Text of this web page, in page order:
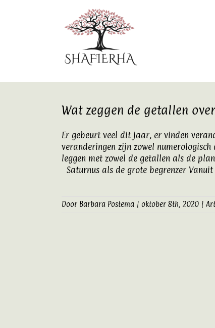
Wat zeggen de getallen
Er gebeurt veel dit jaar, er vinden
veranderingen zijn zowel
leggen met zowel de getallen als de
Saturnus als de grote begrenzer
Door Barbara Postema | oktober 8th, 2020 |